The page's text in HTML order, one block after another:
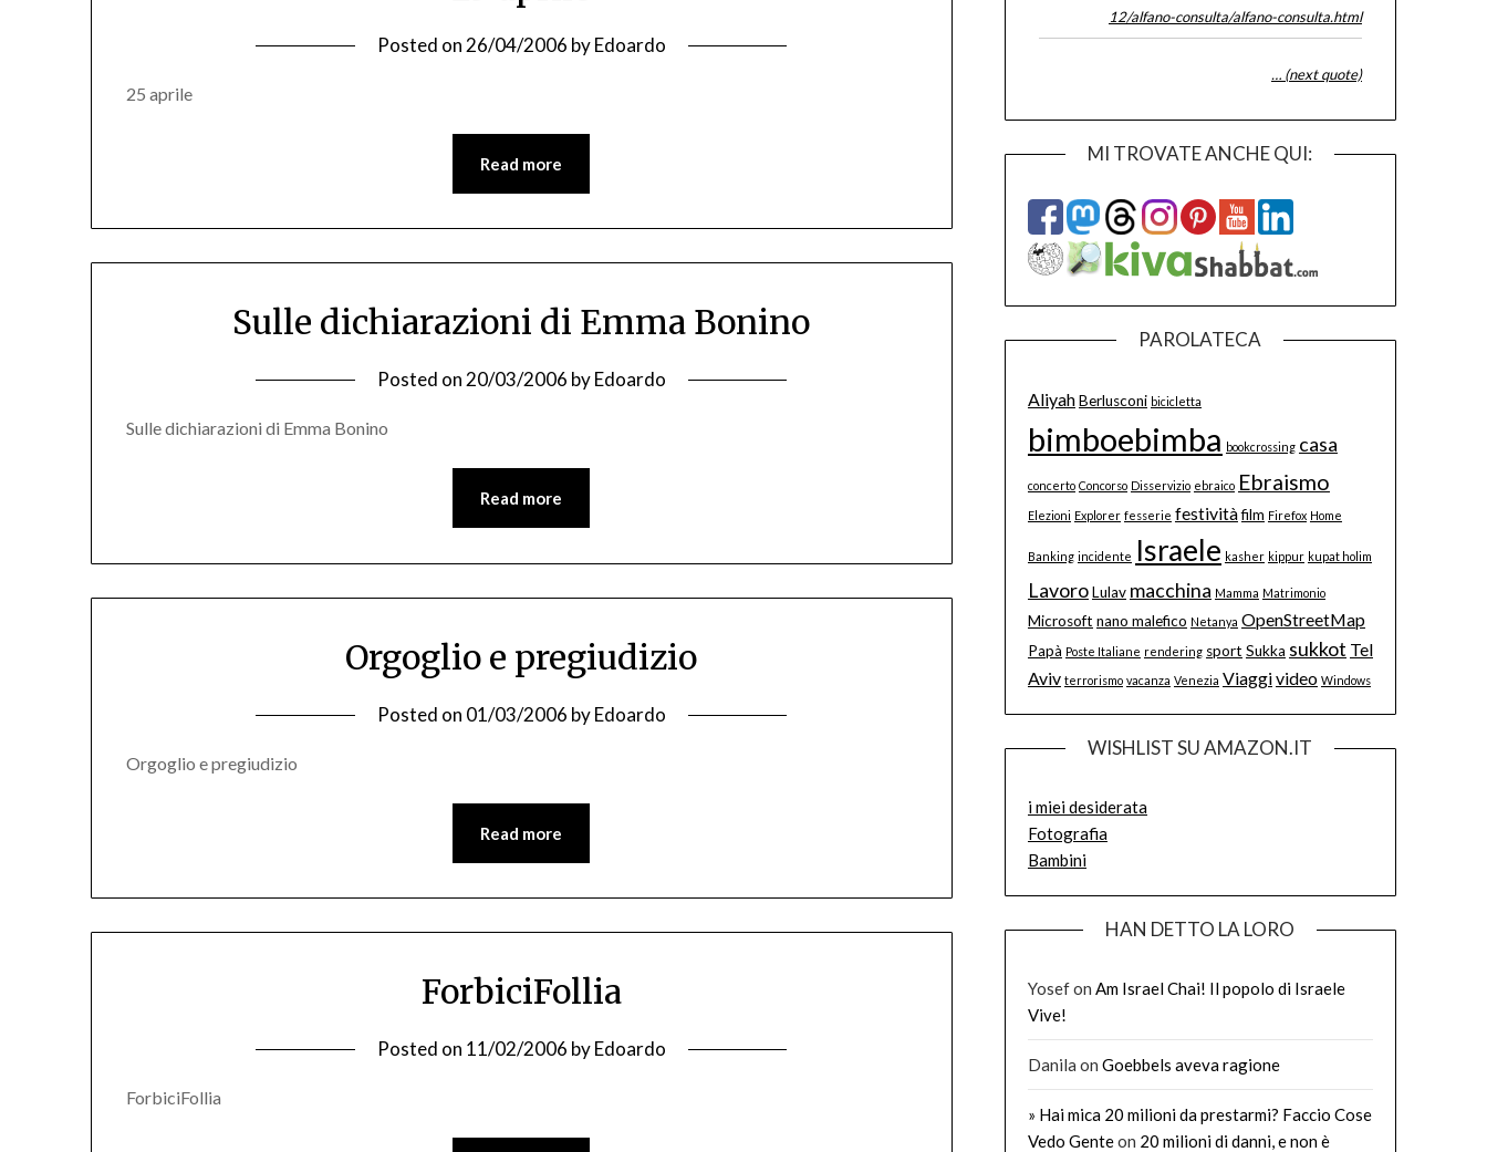
Posted on 26/04/2006 byEdoardo
25 aprile
Read more
Sulle dichiarazioni di Emma Bonino
Posted on20/03/2006 byEdoardo
Sulle dichiarazioni di Emma Bonino
Read more
Orgoglio e pregiudizio
Posted on 01/03/2006 byEdoardo
Orgoglio e pregiudizio
Read more
ForbiciFollia
Posted on 11/02/2006 byEdoardo
ForbiciFollia
12/alfano-consulta/alfano-consulta.html
… (next quote)
MI TROVATE ANCHE QUI:
PAROLATECA
AliyahBerlusconi bicicletta
bimboebimba bookcrossing casa
concerto Concorso Disservizio ebraico Ebraismo
Elezioni Explorer fesserie festivitàfilm Firefox Home
Banking incidente Israele kasher kippur kupat holim
LavoroLulav macchina Mamma Matrimonio
Microsoft nano malefico Netanya OpenStreetMap
Papà Poste Italiane rendering sport Sukka sukkot Tel
Aviv terrorismo vacanza Venezia Viaggivideo Windows
WISHLIST SU AMAZON.IT
i miei desiderata
Fotografia
Bambini
HAN DETTO LA LORO
Yosefon Am Israel Chai! Il popolo di Israele
Vive!
Danila on Goebbels aveva ragione
» Hai mica 20 milioni da prestarmi? Faccio Cose
Vedo Genteon 20 milioni di danni, e non è